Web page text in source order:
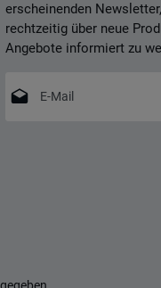
erscheinenden
rechtzeitig über neue
Angebote informiert zu